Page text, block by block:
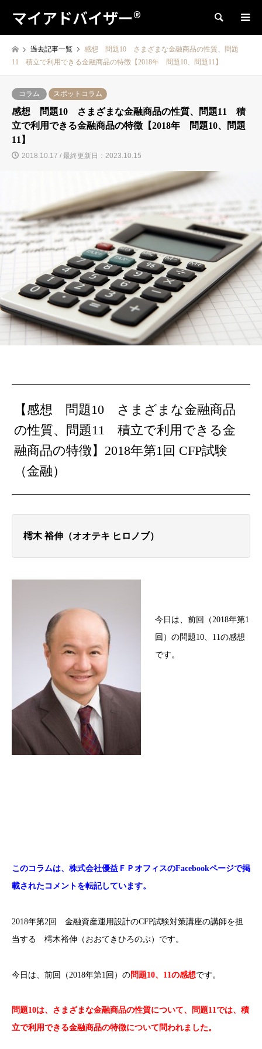
マイアドバイザー® 検索
過去記事一覧
感想 問題10 さまざまな金融商品の性質、問題
11 積立で利用できる金融商品の特徴【2018年 問題10、問題11】
コラム スポットコラム
感想 問題10 さまざまな金融商品の性質、問題11 積
立で利用できる金融商品の特徴【2018年 問題10、問題
11】
2018.10.17 / 最終更新日：2023.10.15
【感想 問題10 さまざまな金融商品
の性質、問題11 積立で利用できる金
融商品の特徴】2018年第1回 CFP試験
（金融）
樗木 裕伸（オオテキ ヒロノブ）
今日は、前回（2018年第1
回）の問題10、11の感想
です。
このコラムは、株式会社優益ＦＰオフィスのFacebookページで掲
載されたコメントを転記しています。
2018年第2回 金融資産運用設計のCFP試験対策講座の講師を担
当する 樗木裕伸（おおてきひろのぶ）です。
今日は、前回（2018年第1回）の問題10、11の感想です。
問題10は、さまざまな金融商品の性質について、問題11では、積
立で利用できる金融商品の特徴について問われました。